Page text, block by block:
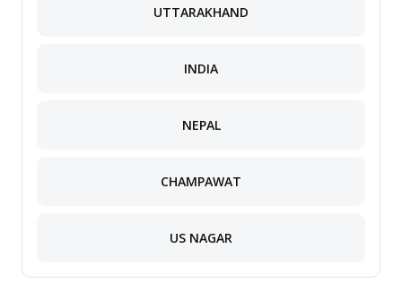
UTTARAKHAND
INDIA
NEPAL
CHAMPAWAT
US NAGAR